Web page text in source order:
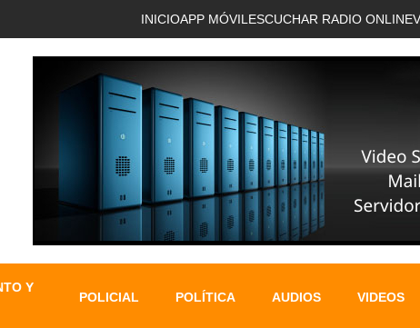
INICIOAPP MÓVIL ESCUCHAR RADIO ONLINE
Y
POLICIAL POLÍTICA AUDIOS VIDEOS